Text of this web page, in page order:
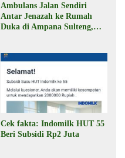
Ambulans Jalan Sendiri
Antar Jenazah ke Rumah
Duka di Ampana Sulteng,
Cek fakta: Indomilk HUT 55
Beri Subsidi Rp2 Juta